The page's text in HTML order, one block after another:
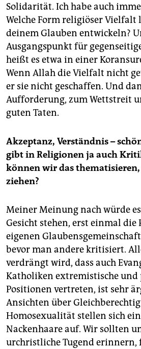
Solidarität. Ich habe auch
Welche Form religiöser Vielfalt
deinem Glauben entwickeln?
Ausgangspunkt für
heißt es etwa in einer
Wenn Allah die Vielfalt nicht
er sie nicht geschaffen. Und
Aufforderung, zum Wettstreit
guten Taten.
Akzeptanz, Verständnis –
gibt in Religionen ja auch
können wir das
ziehen?
Meiner Meinung nach würde
Gesicht stehen, erst einmal die
eigenen
bevor man andere kritisiert.
verdrängt wird, dass auch
Katholiken extremistische
Positionen vertreten, ist sehr
Ansichten über
Homosexualität stellen sich
Nackenhaare auf. Wir sollten
urchristliche Tugend erinnern,